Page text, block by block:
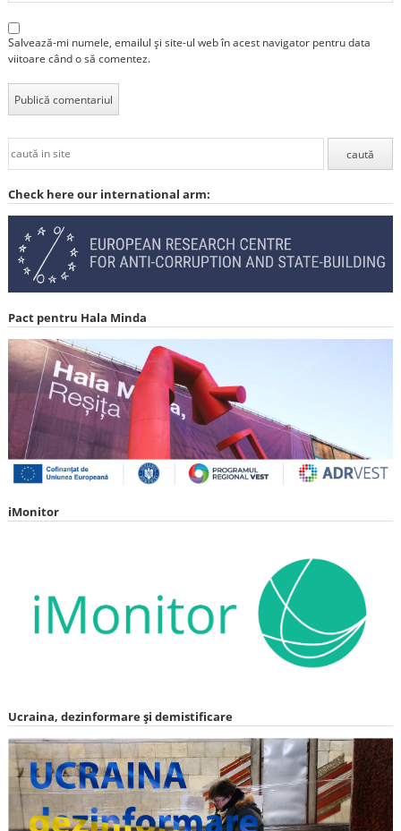
Salvează-mi numele, emailul și site-ul web în acest navigator pentru data
viitoare când o să comentez.
Check here our international arm:
Pact pentru Hala Minda
iMonitor
Ucraina, dezinformare și demistificare